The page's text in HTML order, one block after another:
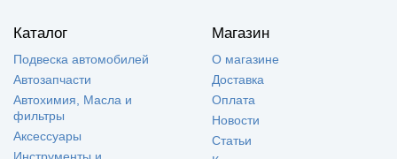
Каталог
Подвеска автомобилей
Автозапчасти
Автохимия, Масла и
фильтры
Аксессуары
Инструменты и
Магазин
О магазине
Доставка
Оплата
Новости
Статьи